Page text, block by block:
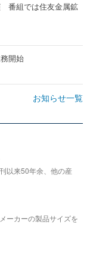
番組では住友金属鉱
開始
お知らせ一覧
以来50年余、他の産
ーカーの製品サイズを